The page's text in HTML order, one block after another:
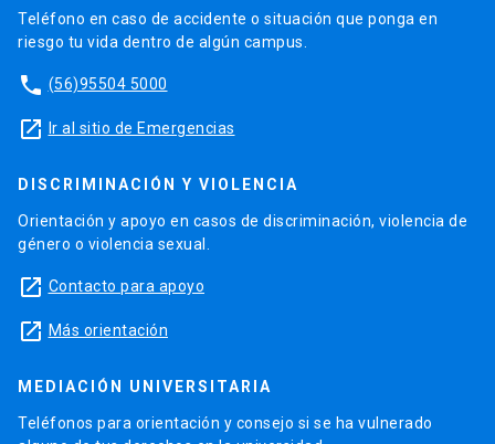
Teléfono en caso de accidente o situación que ponga en
riesgo tu vida dentro de algún campus.
phone (56)95504 5000
launch Ir al sitio de Emergencias
DISCRIMINACIÓN Y VIOLENCIA
Orientación y apoyo en casos de discriminación, violencia de
género o violencia sexual.
launch Contacto para apoyo
launch Más orientación
MEDIACIÓN UNIVERSITARIA
Teléfonos para orientación y consejo si se ha vulnerado